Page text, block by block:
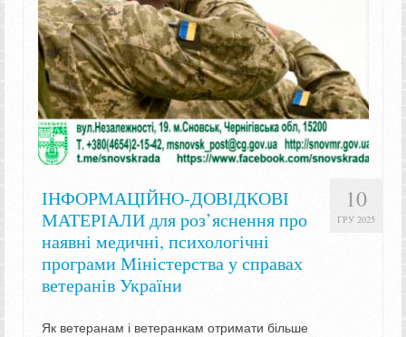
10
ГРУ 2025
ІНФОРМАЦІЙНО-ДОВІДКОВІ
МАТЕРІАЛИ для роз’яснення про
наявні медичні, психологічні
програми Міністерства у справах
ветеранів України
Як ветеранам і ветеранкам отримати більше